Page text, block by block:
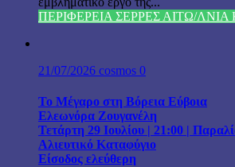
ΠΕΡΙΦΕΡΕΙΑ ΣΕΡΡΕΣ ΑΙΤΩ/
21/07/2026 cosmos 0
Το Μέγαρο στη Βόρεια Εύβοια
Ελεωνόρα Ζουγανέλη
Τετάρτη 29 Ιουλίου | 21:00 |
Αλιευτικό Καταφύγιο
Είσοδος ελεύθερη